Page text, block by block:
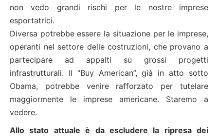
non vedo grandi rischi per le nostre imprese
esportatrici.
Diversa potrebbe essere la situazione per le imprese,
operanti nel settore delle costruzioni, che provano a
partecipare ad appalti su grossi progetti
infrastrutturali. Il “Buy American”, già in atto sotto
Obama, potrebbe venire rafforzato per tutelare
maggiormente le imprese americane. Staremo a
vedere.
Allo stato attuale è da escludere la ripresa dei